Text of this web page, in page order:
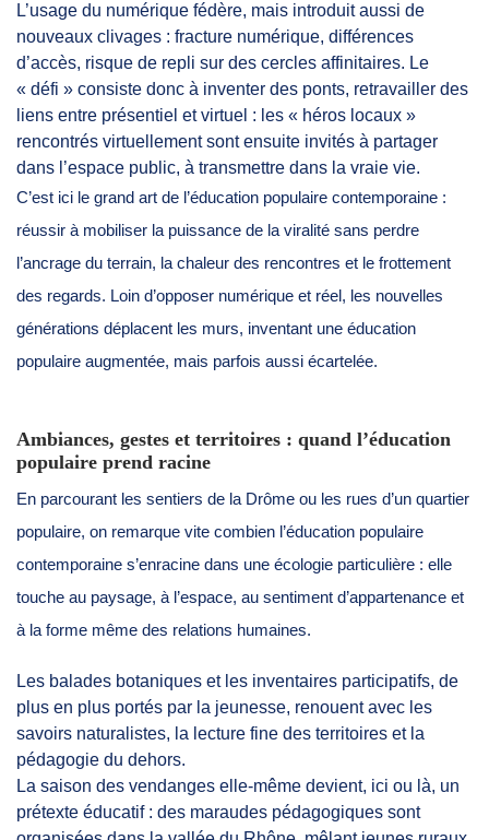
L’usage du numérique fédère, mais introduit aussi de
nouveaux clivages : fracture numérique, différences
d’accès, risque de repli sur des cercles affinitaires. Le
« défi » consiste donc à inventer des ponts, retravailler des
liens entre présentiel et virtuel : les « héros locaux »
rencontrés virtuellement sont ensuite invités à partager
dans l’espace public, à transmettre dans la vraie vie.
C’est ici le grand art de l’éducation populaire contemporaine :
réussir à mobiliser la puissance de la viralité sans perdre
l’ancrage du terrain, la chaleur des rencontres et le frottement
des regards. Loin d’opposer numérique et réel, les nouvelles
générations déplacent les murs, inventant une éducation
populaire augmentée, mais parfois aussi écartelée.
Ambiances, gestes et territoires : quand l’éducation
populaire prend racine
En parcourant les sentiers de la Drôme ou les rues d’un quartier
populaire, on remarque vite combien l’éducation populaire
contemporaine s’enracine dans une écologie particulière : elle
touche au paysage, à l’espace, au sentiment d’appartenance et
à la forme même des relations humaines.
Les balades botaniques et les inventaires participatifs, de
plus en plus portés par la jeunesse, renouent avec les
savoirs naturalistes, la lecture fine des territoires et la
pédagogie du dehors.
La saison des vendanges elle-même devient, ici ou là, un
prétexte éducatif : des maraudes pédagogiques sont